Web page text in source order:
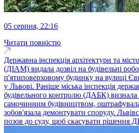
05 серпня, 22:16
Читати повністю
Державна інспекція архітектури та
(ДІАМ) видала дозвіл на будівельні
п'ятиповерховому будинку на вулиці
у Львові. Раніше міська інспекція
будівельного контролю (ДАБК) визнала
самочинним будівництвом,
зобов'язала демонтувати споруду.
позов до суду, щоб скасувати рішення